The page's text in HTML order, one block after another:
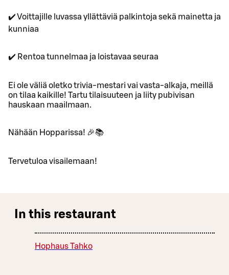
✔️ Voittajille luvassa yllättäviä palkintoja sekä mainetta ja
kunniaa
✔️ Rentoa tunnelmaa ja loistavaa seuraa
Ei ole väliä oletko trivia-mestari vai vasta-alkaja, meillä
on tilaa kaikille! Tartu tilaisuuteen ja liity pubivisan
hauskaan maailmaan.
Nähään Hopparissa! 🎉📚
Tervetuloa visailemaan!
In this restaurant
Hophaus Tahko